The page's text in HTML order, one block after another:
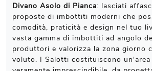
Divano Asolo di Pianca: lasciati
proposte di imbottiti moderni che
comodità, praticità e design nel tuo
vasta gamma di imbottiti ad angolo
produttori e valorizza la zona giorno
voluto. I Salotti costituiscono